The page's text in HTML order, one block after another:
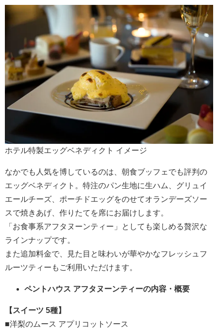
ホテル特製エッグベネディクト イメージ
なかでも人気を博しているのは、朝食ブッフェでも評判の
エッグベネディクト。特注のパン生地に生ハム、グリュイ
エールチーズ、ポーチドエッグをのせてオランデーズソー
スで焼きあげ、作りたてを席にお届けします。
「お食事系アフタヌーンティー」としても楽しめる贅沢な
ラインナップです。
また追加料金で、見た目と味わいが華やかなフレッシュフ
ルーツティーもご利用いただけます。
ペントハウス アフタヌーンティーの内容・概要
【スイーツ 5種】
■洋梨のムース アプリコットソース